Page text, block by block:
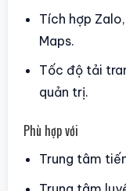
Tích hợp
Maps.
Tốc độ tải
quản trị.
Phù hợp với
Trung tâm